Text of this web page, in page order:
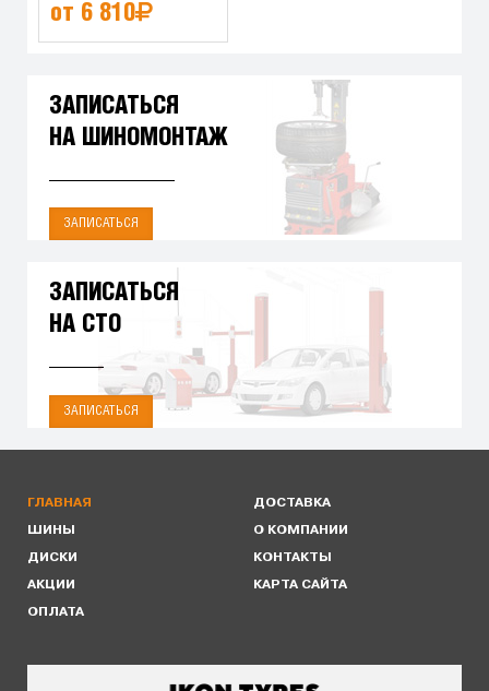
от 6 810
ЗАПИСАТЬСЯ
НА ШИНОМОНТАЖ
ЗАПИСАТЬСЯ
ЗАПИСАТЬСЯ
НА СТО
ЗАПИСАТЬСЯ
ГЛАВНАЯ
ШИНЫ
ДИСКИ
АКЦИИ
ОПЛАТА
ДОСТАВКА
О КОМПАНИИ
КОНТАКТЫ
КАРТА САЙТА